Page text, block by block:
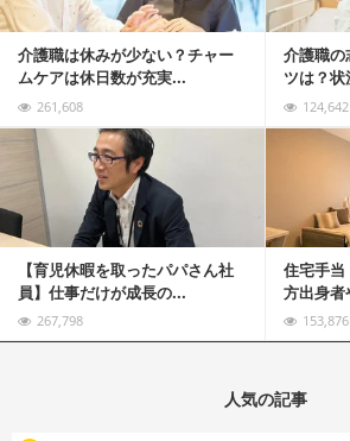
介護職は休みが少ない？チャー
ムケアは休日数が充実...
261,608
介護職の
ツは？
124,642
【育児休暇を取ったパパさん社
員】仕事だけが成長の...
267,798
住宅手当
方出身者
153,876
人気の記事